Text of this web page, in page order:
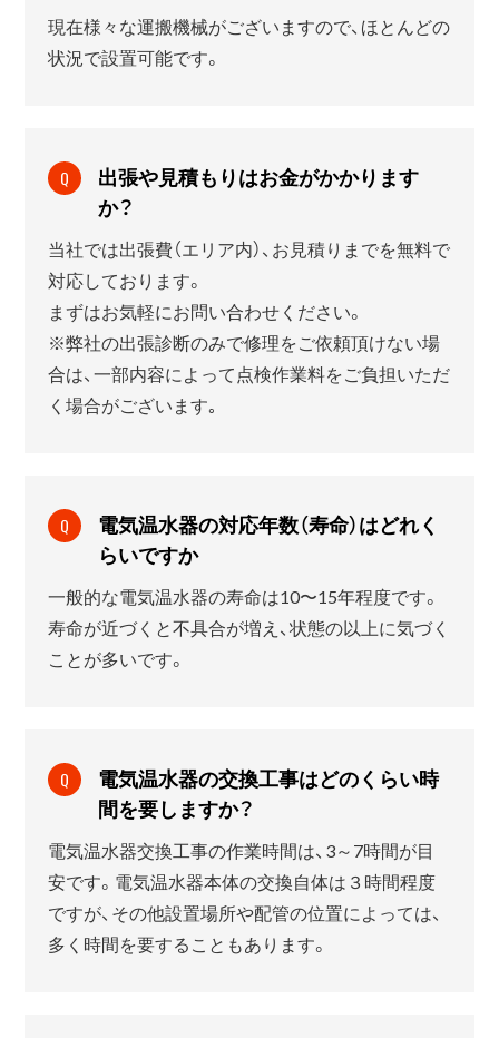
現在様々な運搬機械がございますので、ほとんどの
状況で設置可能です。
Q
出張や見積もりはお金がかかります
か？
当社では出張費（エリア内）、お見積りまでを無料で
対応しております。
まずはお気軽にお問い合わせください。
※弊社の出張診断のみで修理をご依頼頂けない場
合は、一部内容によって点検作業料をご負担いただ
く場合がございます｡
Q
電気温水器の対応年数（寿命）はどれく
らいですか
一般的な電気温水器の寿命は10〜15年程度です。
寿命が近づくと不具合が増え、状態の以上に気づく
ことが多いです。
Q
電気温水器の交換工事はどのくらい時
間を要しますか？
電気温水器交換工事の作業時間は、3～7時間が目
安です。電気温水器本体の交換自体は３時間程度
ですが、その他設置場所や配管の位置によっては、
多く時間を要することもあります。